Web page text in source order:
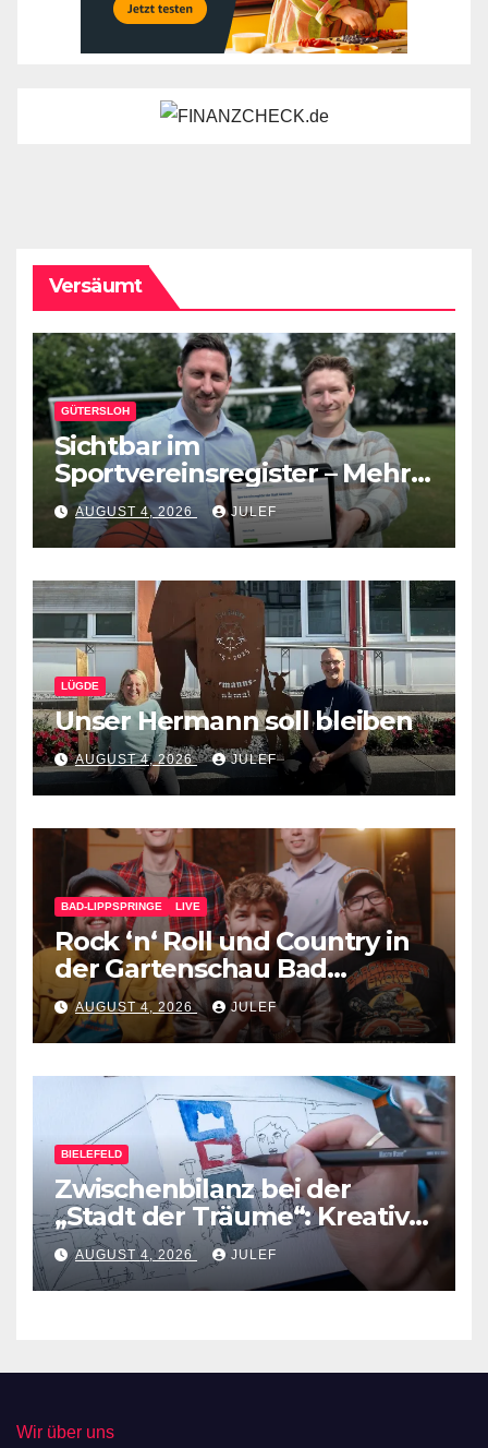
Versäumt
GÜTERSLOH
Sichtbar im
Sportvereinsregister – Mehr
Werbung für den eigenen
Verein
AUGUST 4, 2026 JULEF
LÜGDE
Unser Hermann soll bleiben
AUGUST 4, 2026 JULEF
BAD-LIPPSPRINGE LIVE
Rock ‘n‘ Roll und Country in
der Gartenschau Bad
Lippspringe
AUGUST 4, 2026 JULEF
BIELEFELD
Zwischenbilanz bei der
„Stadt der Träume“: Kreative
Ideen nehmen Gestalt an
AUGUST 4, 2026 JULEF
Wir über uns